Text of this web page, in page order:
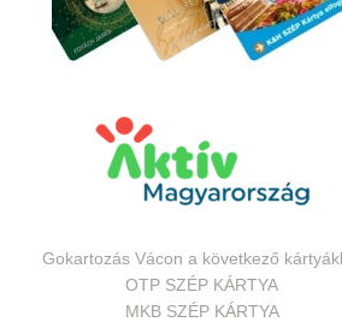
Gokartozás Vácon a következő
OTP SZÉP KÁRTYA
MKB SZÉP KÁRTYA